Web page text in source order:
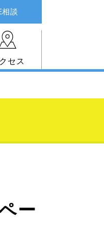
談
セス
ー